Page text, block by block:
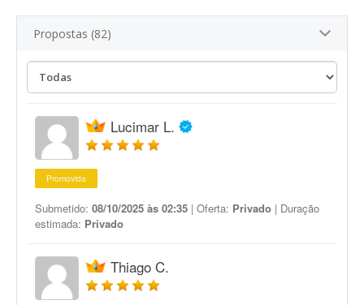
Propostas (82)
Lucimar L.
Promovida
Submetido: 08/10/2025 às 02:35 | Oferta: Privado | Duração
estimada: Privado
Thiago C.